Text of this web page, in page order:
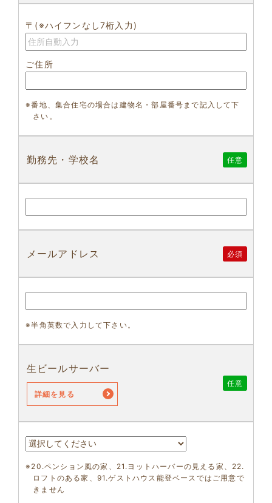
〒(※ハイフンなし7桁入力)
ご住所
※番地、集合住宅の場合は建物名・部屋番号まで記入して下
さい。
勤務先・学校名 任意
メールアドレス 必須
※半角英数で入力して下さい。
生ビールサーバー
詳細を見る
任意
※20.ペンション風の家、21.ヨットハーバーの見える家、22.
ロフトのある家、91.ゲストハウス能登ベースではご用意で
きません